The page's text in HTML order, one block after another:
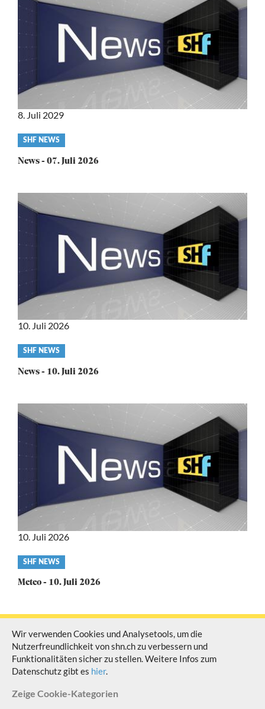
Video
category
SHF NEWS
News - 07. Juli 2026
8. Juli 2029
Video
category
SHF NEWS
News - 10. Juli 2026
10. Juli 2026
Video
category
SHF NEWS
Meteo - 10. Juli 2026
10. Juli 2026
© Schaffhauser Fernsehen Alle Rechte vorbehalten
Wir verwenden Cookies und Analysetools, um die
Nutzerfreundlichkeit von shn.ch zu verbessern und
Funktionalitäten sicher zu stellen. Weitere Infos zum
Datenschutz gibt es hier.
Zeige Cookie-Kategorien